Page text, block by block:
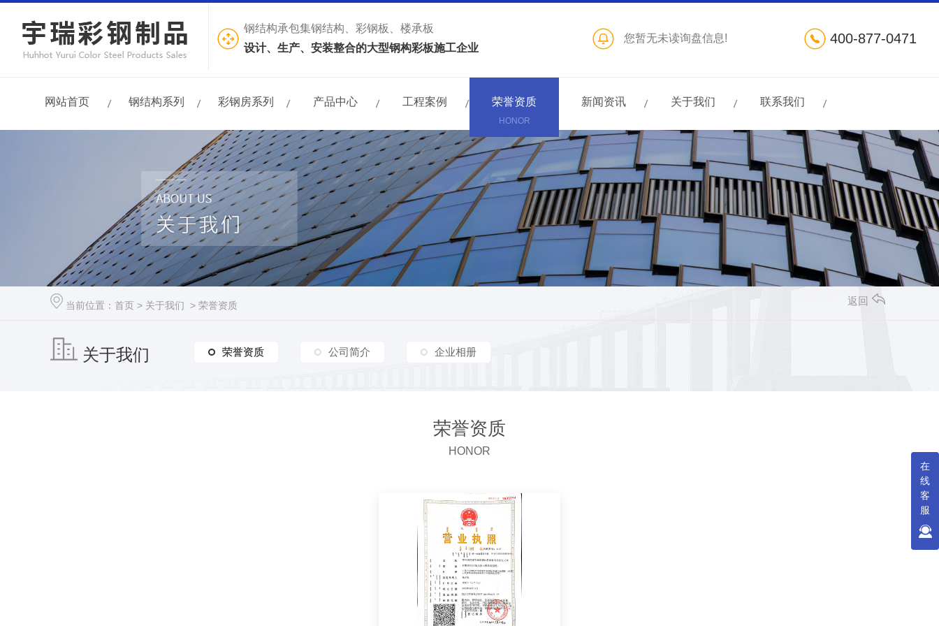
钢结构承包集钢结构、彩钢板、楼承板
设计、生产、安装整合的大型钢构彩板施工企业
您暂无未读询盘信息! 400-877-0471
网站首页 钢结构系列 彩钢房系列 产品中心 工程案例 荣誉资质
HONOR
新闻资讯 关于我们 联系我们
当前位置： 首页 > 关于我们 > 荣誉资质 返回
关于我们 荣誉资质
荣誉资质 公司简介 企业相册
荣誉资质
HONOR
在
线
客
服